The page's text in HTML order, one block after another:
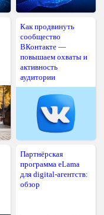
Как продвинуть
сообщество
ВКонтакте —
повышаем охваты и
активность
аудитории
Партнёрская
программа eLama
для digital-агентств:
обзор